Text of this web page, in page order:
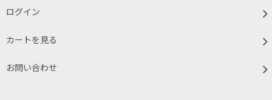
ログイン
カートを見る
お問い合わせ